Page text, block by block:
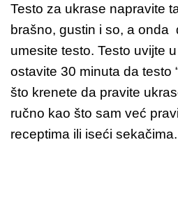
Testo za ukrase napravite
brašno, gustin i so, a onda
umesite testo. Testo uvijte
ostavite 30 minuta da testo
što krenete da pravite
ručno kao što sam već
receptima ili iseći sekačima.